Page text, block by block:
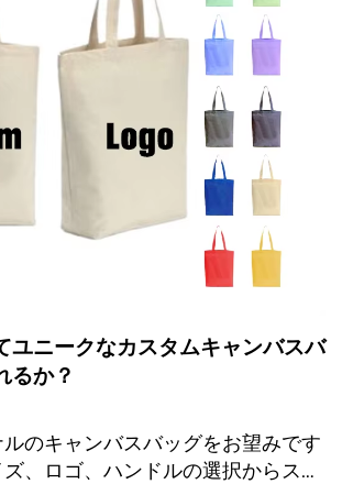
ユニークなカスタムキャンバスバ
るか？
のキャンバスバッグをお望みです
、ロゴ、ハンドルの選択からスム